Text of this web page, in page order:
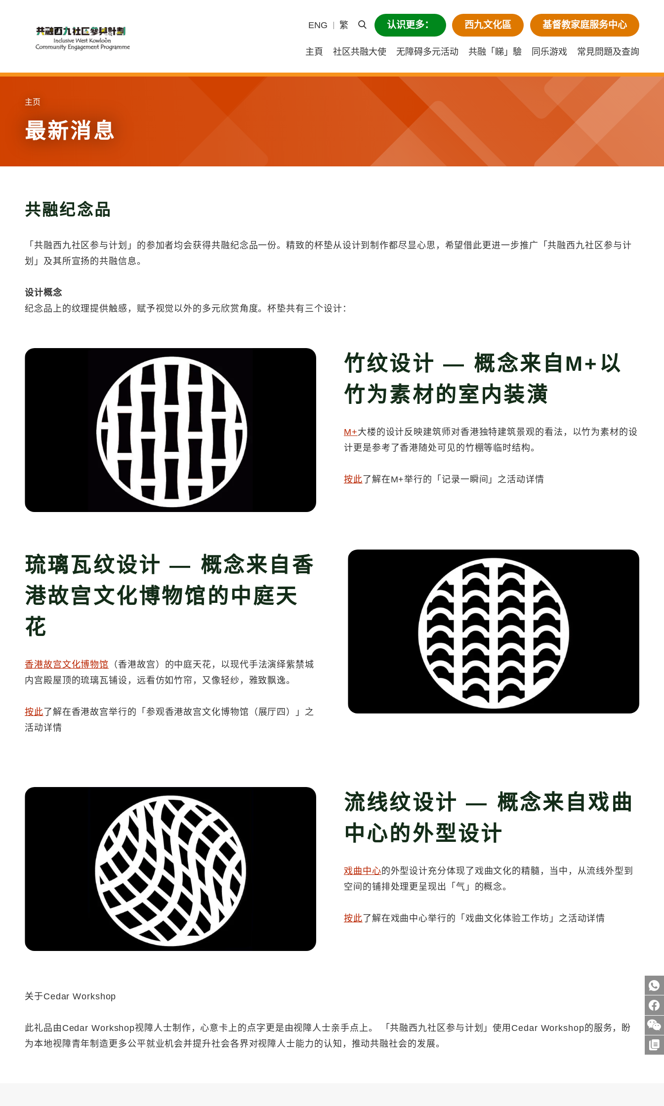
ENG 繁 打开页眉搜寻认识更多： 西九文化區 基督教家庭服务中心
主頁 社区共融大使 无障碍多元活动 共融「睇」驗 同乐游戏 常見問題及查詢
主页
最新消息
共融纪念品
「共融西九社区参与计划」的参加者均会获得共融纪念品一份。精致的杯垫从设计到制作都尽显心思，希望借此更进一步推广「共融西九社区参与计
划」及其所宣扬的共融信息。
设计概念
纪念品上的纹理提供触感，赋予视觉以外的多元欣赏角度。杯垫共有三个设计：
竹纹设计 — 概念来自M+以
竹为素材的室内装潢
M+大楼的设计反映建筑师对香港独特建筑景观的看法，以竹为素材的设
计更是参考了香港随处可见的竹棚等临时结构。
按此 了解在M+举行的「记录一瞬间」之活动详情
琉璃瓦纹设计 — 概念来自香
港故宫文化博物馆的中庭天
花
香港故宫文化博物馆
（香港故宫）的中庭天花，以现代手法演绎紫禁城
内宫殿屋顶的琉璃瓦铺设，远看仿如竹帘，又像轻纱，雅致飘逸。
按此 了解在香港故宫举行的「参观香港故宫文化博物馆（展厅四）」之
活动详情
流线纹设计 — 概念来自戏曲
中心的外型设计
戏曲中心的外型设计充分体现了戏曲文化的精髓，当中，从流线外型到
空间的铺排处理更呈现出「气」的概念。
按此 了解在戏曲中心举行的「戏曲文化体验工作坊」之活动详情
关于Cedar Workshop
此礼品由Cedar Workshop视障人士制作，心意卡上的点字更是由视障人士亲手点上。 「共融西九社区参与计划」使用Cedar Workshop的服务，盼
为本地视障青年制造更多公平就业机会并提升社会各界对视障人士能力的认知，推动共融社会的发展。